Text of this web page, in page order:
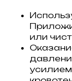
или